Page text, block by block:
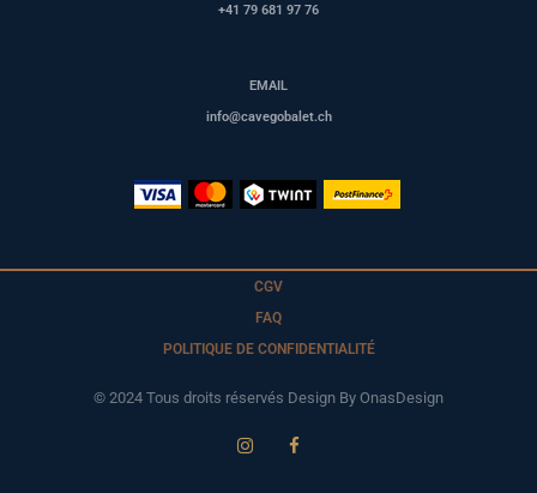
+41 79 681 97 76
EMAIL
info@cavegobalet.ch
CGV
FAQ
POLITIQUE DE CONFIDENTIALITÉ
© 2024 Tous droits réservés Design By OnasDesign